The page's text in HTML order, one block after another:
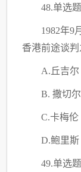
48.单选题
1982年9
香港前途谈判
A.丘吉尔
B. 撒切
C.卡梅伦
D.鲍里斯
49.单选题